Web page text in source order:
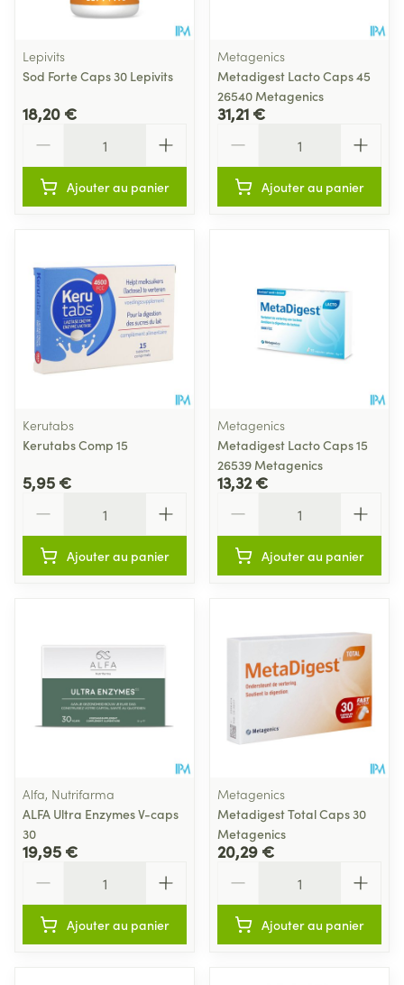
Lepivits
Sod Forte Caps 30 Lepivits
18,20 €
Ajouter au panier
Metagenics
Metadigest Lacto Caps 45
26540 Metagenics
31,21 €
Ajouter au panier
Kerutabs
Kerutabs Comp 15
5,95 €
Ajouter au panier
Metagenics
Metadigest Lacto Caps 15
26539 Metagenics
13,32 €
Ajouter au panier
Alfa, Nutrifarma
ALFA Ultra Enzymes V-caps
30
19,95 €
Ajouter au panier
Metagenics
Metadigest Total Caps 30
Metagenics
20,29 €
Ajouter au panier